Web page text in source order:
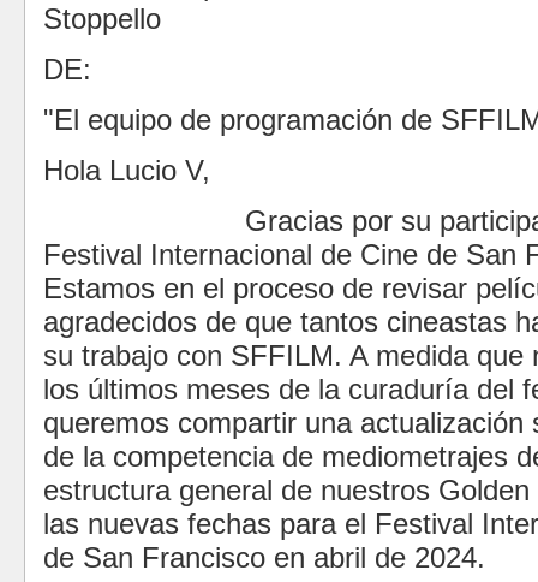
Stoppello
DE:
"El equipo de programación de
Hola Lucio V,
Gracias por su
Festival Internacional de Cine de San
Estamos en el proceso de revisar
agradecidos de que tantos cineastas
su trabajo con SFFILM. A medida que
los últimos meses de la curaduría del
queremos compartir una actualización
de la competencia de mediometrajes
estructura general de nuestros
las nuevas fechas para el Festival
de San Francisco en abril de 2024.